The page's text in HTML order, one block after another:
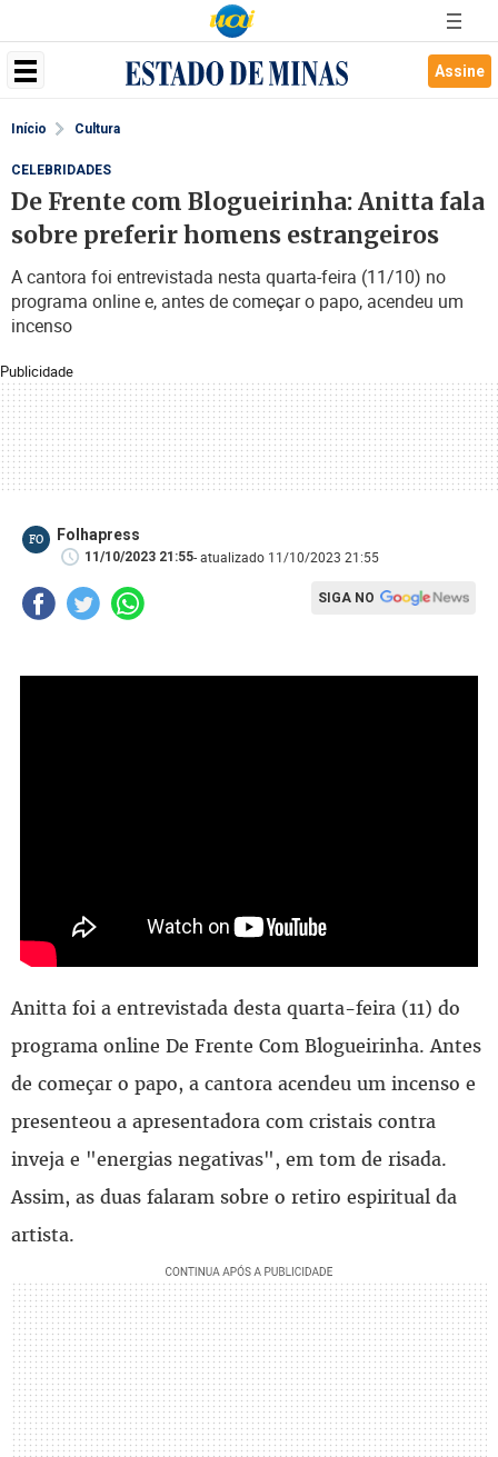
Assine
Início Cultura
Publicidade
CELEBRIDADES
De Frente com Blogueirinha: Anitta fala
sobre preferir homens estrangeiros
A cantora foi entrevistada nesta quarta-feira (11/10) no
programa online e, antes de começar o papo, acendeu um
incenso
FO Folhapress
11/10/2023 21:55- atualizado 11/10/2023 21:55
SIGA NO
Anitta foi a entrevistada desta quarta-feira (11) do
programa online De Frente Com Blogueirinha. Antes
de começar o papo, a cantora acendeu um incenso e
presenteou a apresentadora com cristais contra
inveja e "energias negativas", em tom de risada.
Assim, as duas falaram sobre o retiro espiritual da
artista.